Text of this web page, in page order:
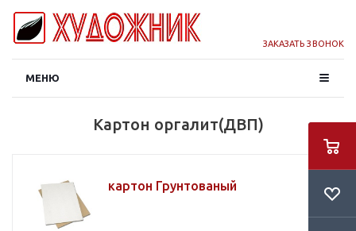
ЗАКАЗАТЬ ЗВОНОК
МЕНЮ
Картон оргалит(ДВП)
картон Грунтованый